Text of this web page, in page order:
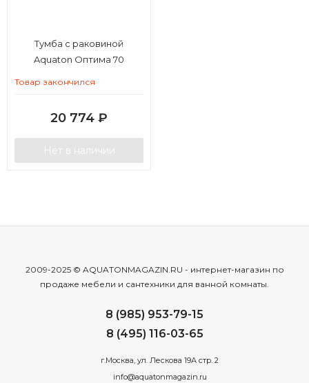
Тумба с раковиной
Aquaton Оптима 70
Товар закончился
20 774 ₽
Нет в наличии
2009-2025 © AQUATONMAGAZIN.RU - интернет-магазин по
продаже мебели и сантехники для ванной комнаты.
8 (985) 953-79-15
8 (495) 116-03-65
г.Москва, ул. Лескова 19А стр. 2
info@aquatonmagazin.ru